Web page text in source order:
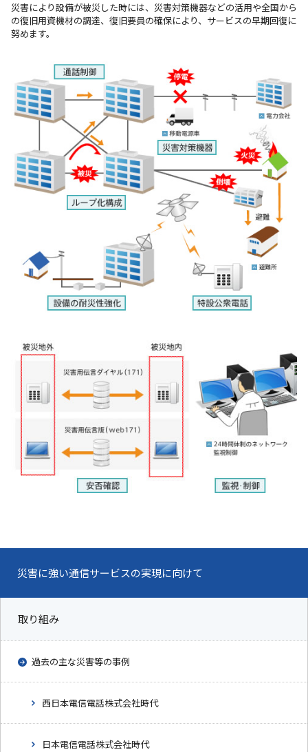
災害により設備が被災した時には、災害対策機器などの活用や全国から
の復旧用資機材の調達、復旧要員の確保により、サービスの早期回復に
努めます。
災害に強い通信サービスの実現に向けて
取り組み
過去の主な災害等の事例
西日本電信電話株式会社時代
日本電信電話株式会社時代